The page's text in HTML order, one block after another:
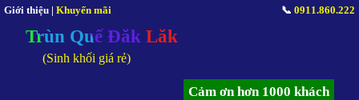
Giới thiệu | Khuyến mãi 📞 0911.860.222
Trùn Quế Đăk Lăk
(Sinh khối giá rẻ)
Cảm ơn hơn 1000 khách